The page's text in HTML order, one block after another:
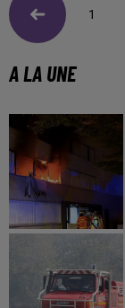
1
A LA UNE